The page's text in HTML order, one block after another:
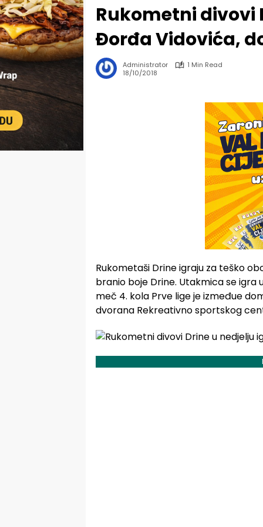
Rukometni divovi
Đorđa Vidovića,
Administrator
1 Min Read
18/10/2018
Rukometaši Drine igraju za teško
branio boje Drine. Utakmica se igra
meč 4. kola Prve lige je izmeđue
dvorana Rekreativno sportskog